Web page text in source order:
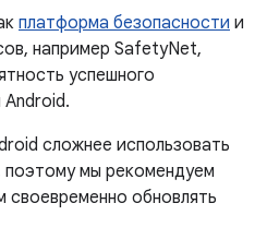
платформа безопасности и
например SafetyNet,
успешного
Android.
сложнее использовать
поэтому мы рекомендуем
своевременно обновлять